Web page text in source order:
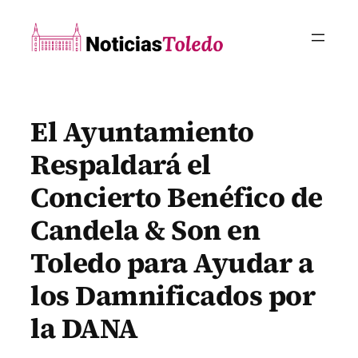
contenido
El Ayuntamiento
Respaldará el
Concierto Benéfico de
Candela & Son en
Toledo para Ayudar a
los Damnificados por
la DANA